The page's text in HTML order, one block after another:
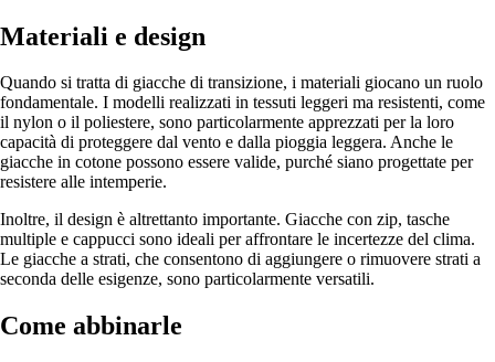
Materiali e design
Quando si tratta di giacche di transizione, i materiali giocano un ruolo
fondamentale. I modelli realizzati in tessuti leggeri ma resistenti, come
il nylon o il poliestere, sono particolarmente apprezzati per la loro
capacità di proteggere dal vento e dalla pioggia leggera. Anche le
giacche in cotone possono essere valide, purché siano progettate per
resistere alle intemperie.
Inoltre, il design è altrettanto importante. Giacche con zip, tasche
multiple e cappucci sono ideali per affrontare le incertezze del clima.
Le giacche a strati, che consentono di aggiungere o rimuovere strati a
seconda delle esigenze, sono particolarmente versatili.
Come abbinarle